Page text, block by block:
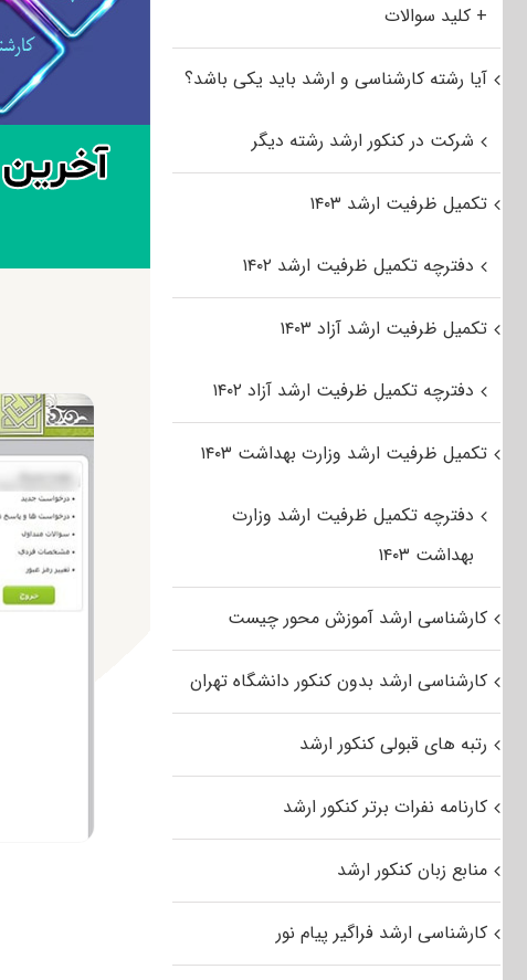
+ کلید سوالات
آیا رشته کارشناسی و ارشد باید یکی باشد؟
شرکت در کنکور ارشد رشته دیگر
تکمیل ظرفیت ارشد ۱۴۰۳
دفترچه تکمیل ظرفیت ارشد ۱۴۰۲
تکمیل ظرفیت ارشد آزاد ۱۴۰۳
دفترچه تکمیل ظرفیت ارشد آزاد ۱۴۰۲
تکمیل ظرفیت ارشد وزارت بهداشت ۱۴۰۳
دفترچه تکمیل ظرفیت ارشد وزارت
بهداشت ۱۴۰۳
کارشناسی ارشد آموزش محور چیست
کارشناسی ارشد بدون کنکور دانشگاه تهران
رتبه های قبولی کنکور ارشد
کارنامه نفرات برتر کنکور ارشد
منابع زبان کنکور ارشد
کارشناسی ارشد فراگیر پیام نور